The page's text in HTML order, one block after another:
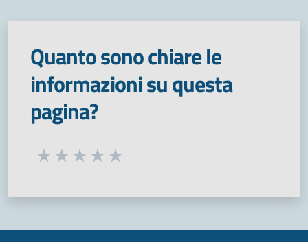
Quanto sono chiare le
informazioni su questa
pagina?
Seleziona una valutazione da 1 a 5 stelle